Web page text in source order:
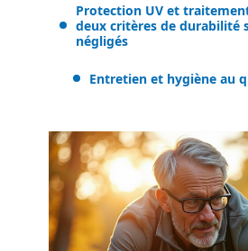
Protection UV et
deux critères de durabilité
négligés
Entretien et hygiène au